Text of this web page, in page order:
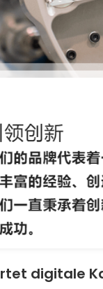
digitale